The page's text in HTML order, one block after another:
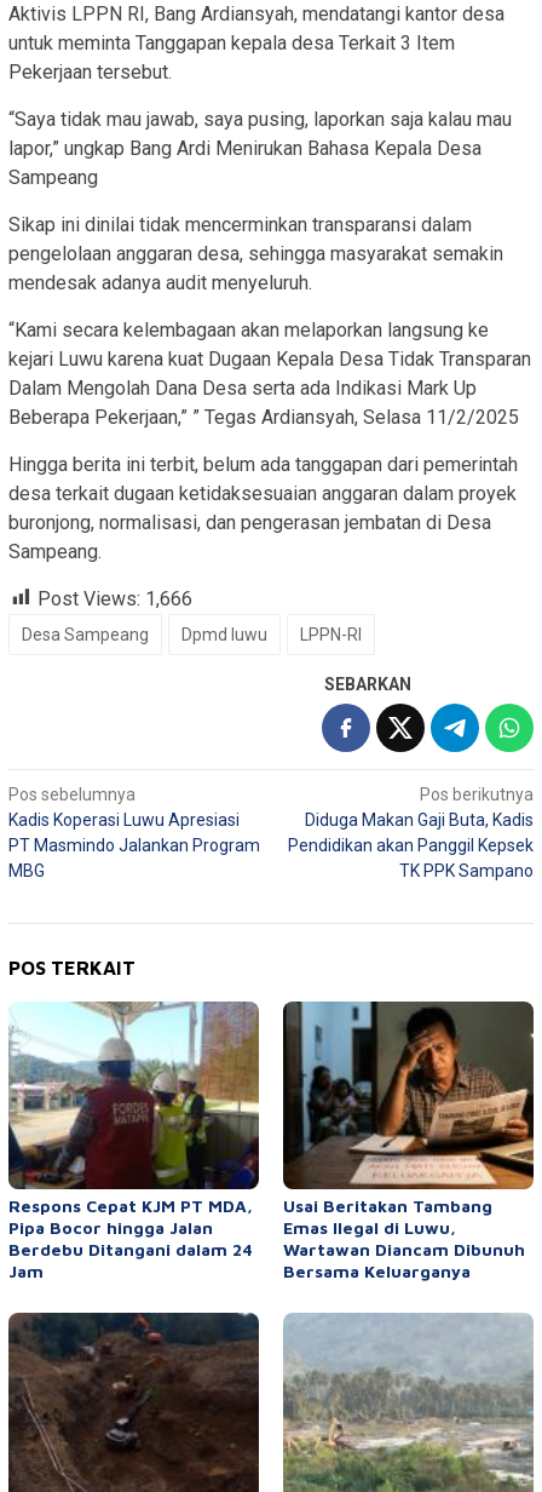
Aktivis LPPN RI, Bang Ardiansyah, mendatangi kantor desa
untuk meminta Tanggapan kepala desa Terkait 3 Item
Pekerjaan tersebut.
“Saya tidak mau jawab, saya pusing, laporkan saja kalau mau
lapor,” ungkap Bang Ardi Menirukan Bahasa Kepala Desa
Sampeang
Sikap ini dinilai tidak mencerminkan transparansi dalam
pengelolaan anggaran desa, sehingga masyarakat semakin
mendesak adanya audit menyeluruh.
“Kami secara kelembagaan akan melaporkan langsung ke
kejari Luwu karena kuat Dugaan Kepala Desa Tidak Transparan
Dalam Mengolah Dana Desa serta ada Indikasi Mark Up
Beberapa Pekerjaan,” ” Tegas Ardiansyah, Selasa 11/2/2025
Hingga berita ini terbit, belum ada tanggapan dari pemerintah
desa terkait dugaan ketidaksesuaian anggaran dalam proyek
buronjong, normalisasi, dan pengerasan jembatan di Desa
Sampeang.
Post Views: 1,666
Desa Sampeang Dpmd luwu LPPN-RI
SEBARKAN
Navigasi
pos
Pos sebelumnya
Kadis Koperasi Luwu Apresiasi
PT Masmindo Jalankan Program
MBG
Pos berikutnya
Diduga Makan Gaji Buta, Kadis
Pendidikan akan Panggil Kepsek
TK PPK Sampano
POS TERKAIT
Respons Cepat KJM PT MDA,
Pipa Bocor hingga Jalan
Berdebu Ditangani dalam 24
Jam
Usai Beritakan Tambang
Emas Ilegal di Luwu,
Wartawan Diancam Dibunuh
Bersama Keluarganya